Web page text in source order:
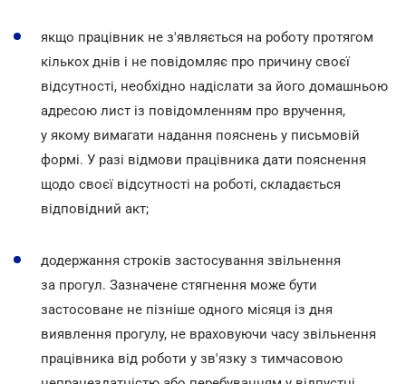
якщо працівник не з'являється на роботу протягом
кількох днів і не повідомляє про причину своєї
відсутності, необхідно надіслати за його домашньою
адресою лист із повідомленням про вручення,
у якому вимагати надання пояснень у письмовій
формі. У разі відмови працівника дати пояснення
щодо своєї відсутності на роботі, складається
відповідний акт;
додержання строків застосування звільнення
за прогул. Зазначене стягнення може бути
застосоване не пізніше одного місяця із дня
виявлення прогулу, не враховуючи часу звільнення
працівника від роботи у зв'язку з тимчасовою